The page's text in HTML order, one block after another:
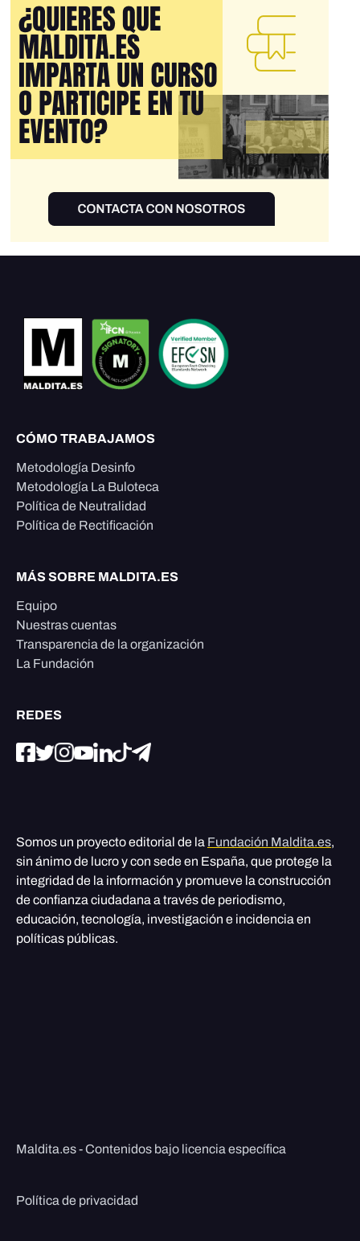
CÓMO TRABAJAMOS
Metodología Desinfo
Metodología La Buloteca
Política de Neutralidad
Política de Rectificación
MÁS SOBRE MALDITA.ES
Equipo
Nuestras cuentas
Transparencia de la organización
La Fundación
REDES
Somos un proyecto editorial de la Fundación Maldita.es,
sin ánimo de lucro y con sede en España, que protege la
integridad de la información y promueve la construcción
de confianza ciudadana a través de periodismo,
educación, tecnología, investigación e incidencia en
políticas públicas.
Maldita.es - Contenidos bajo licencia específica
Política de privacidad